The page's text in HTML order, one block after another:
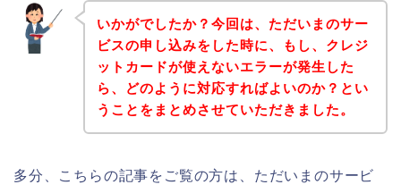
いかがでしたか？今回は、ただいまのサー
ビスの申し込みをした時に、もし、クレジ
ットカードが使えないエラーが発生した
ら、どのように対応すればよいのか？とい
うことをまとめさせていただきました。
多分、こちらの記事をご覧の方は、ただいまのサービ